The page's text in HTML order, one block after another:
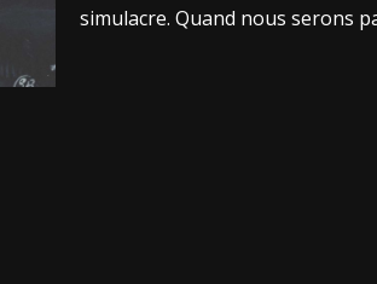
simulacre. Quand nous serons